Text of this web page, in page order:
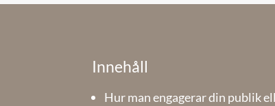
Innehåll
Hur man engagerar din publik